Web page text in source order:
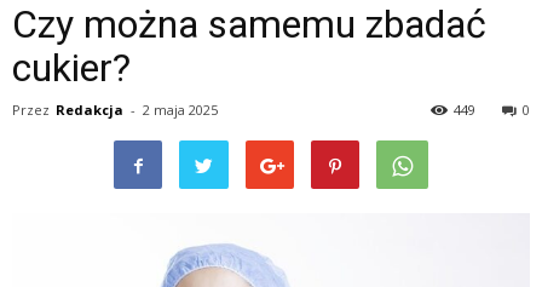
Czy można samemu zbadać
cukier?
Przez Redakcja - 2 maja 2025 0
449